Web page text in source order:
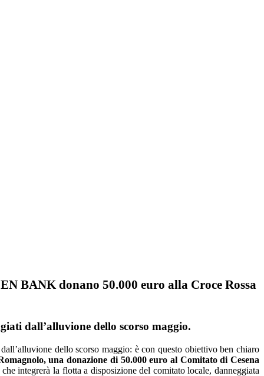
BANK donano 50.000 euro alla Croce Rossa
dall’alluvione dello scorso maggio.
dello scorso maggio: è con questo obiettivo ben chiaro
una donazione di 50.000 euro al Comitato di Cesena
integrerà la flotta a disposizione del comitato locale, danneggiata